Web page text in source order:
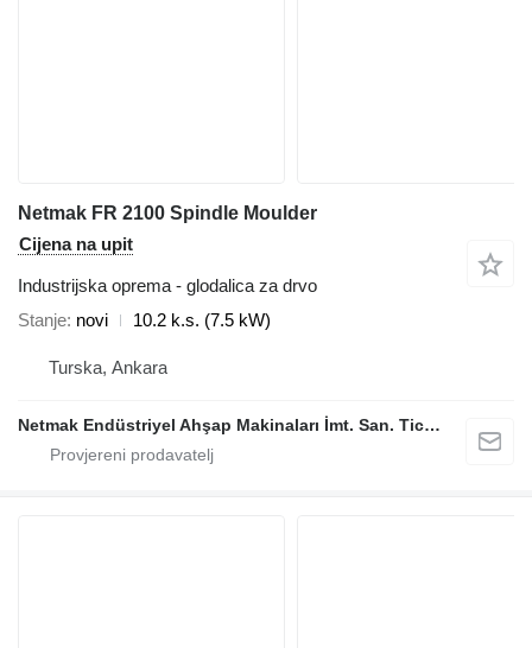
Netmak FR 2100 Spindle Moulder
Cijena na upit
Industrijska oprema - glodalica za drvo
Stanje novi 10.2 k.s. (7.5 kW)
Turska, Ankara
Netmak Endüstriyel Ahşap Makinaları İmt. San. Tic. A.Ş.